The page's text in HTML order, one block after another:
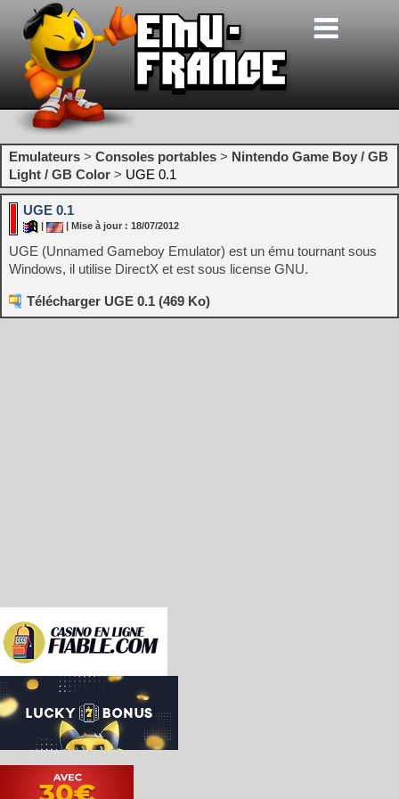
Emulateurs > Consoles portables > Nintendo Game Boy / GB
Light / GB Color > UGE 0.1
UGE 0.1
| Mise à jour : 18/07/2012
UGE (Unnamed Gameboy Emulator) est un ému tournant sous
Windows, il utilise DirectX et est sous license GNU.
Télécharger UGE 0.1 (469 Ko)